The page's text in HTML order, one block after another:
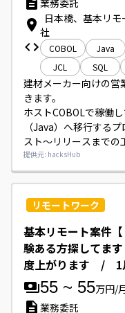
業務委託
日本橋、基本リ
社
COBOL Java
JCL
SQL
建材メーカー向けの営
きます。
ホストCOBOLで稼働
（Java）へ移行する
スト～リリースまでの
顧客折衝や要件定義、
析やJCL・DB/SQLに
作成なども担当してい
提供元: hacksHub
リモートワーク
基本リモート案件
験ある方探してま
度上がります / 1
55 ~ 55万円/
業務委託